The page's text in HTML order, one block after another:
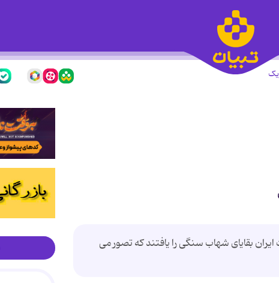
بقایای شهاب سنگی را یافتند که تصور می